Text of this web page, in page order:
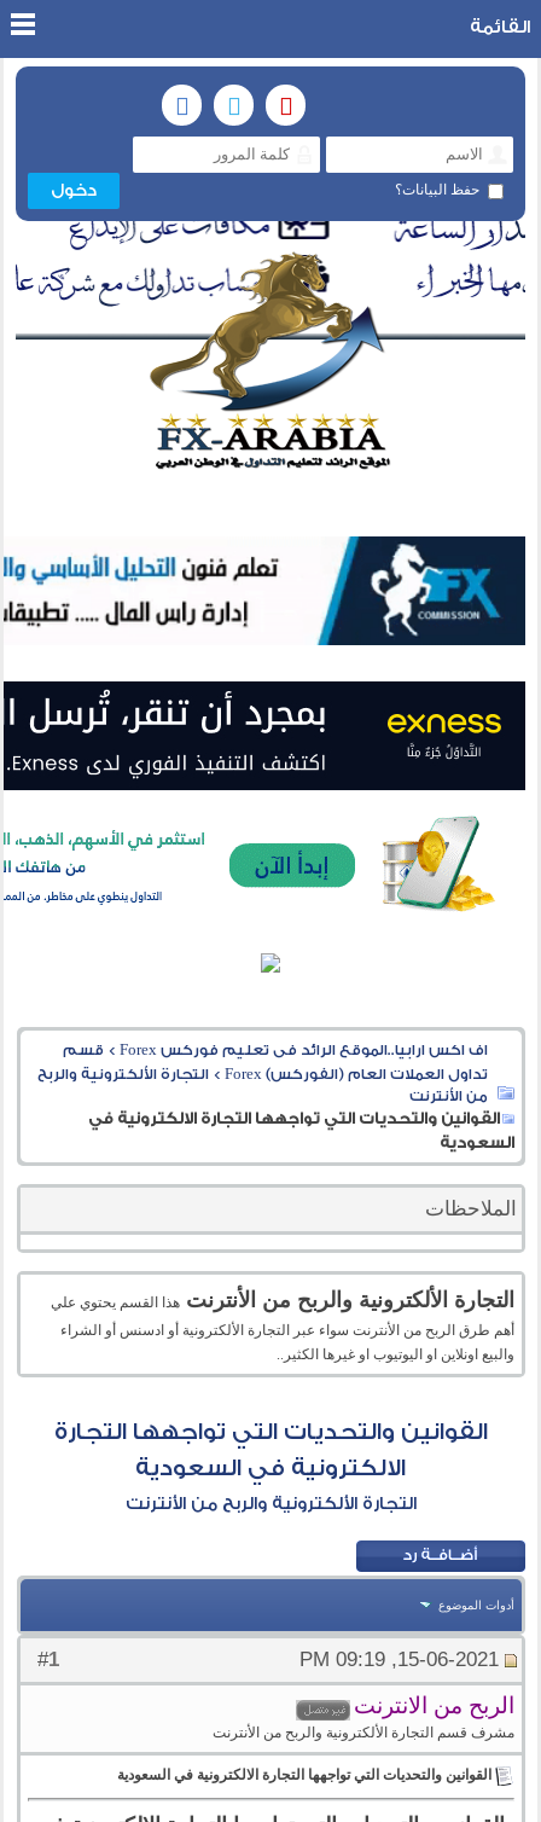
حفظ البيانات؟
القائمة
اف اكس ارابيا..الموقع الرائد فى تعليم فوركس Forex > قسم
تداول العملات العام (الفوركس) Forex
>التجارة الألكترونية والربح
من الأنترنت
القوانين والتحديات التي تواجهها التجارة الالكترونية في
السعودية
الملاحظات
التجارة الألكترونية والربح من الأنترنت هذا القسم يحتوي علي
أهم طرق الربح من الأنترنت سواء عبر التجارة الألكترونية أو ادسنس أو الشراء
والبيع اونلاين او اليوتيوب او غيرها الكثير..
القوانين والتحديات التي تواجهها التجارة
الالكترونية في السعودية
التجارة الألكترونية والربح من الأنترنت
أدوات الموضوع
#
1 15-06-2021, 09:19 PM
الربح من الانترنت
مشرف قسم التجارة الألكترونية والربح من الأنترنت
القوانين والتحديات التي تواجهها التجارة الالكترونية في السعودية